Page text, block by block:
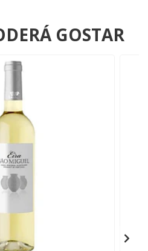
GOSTAR